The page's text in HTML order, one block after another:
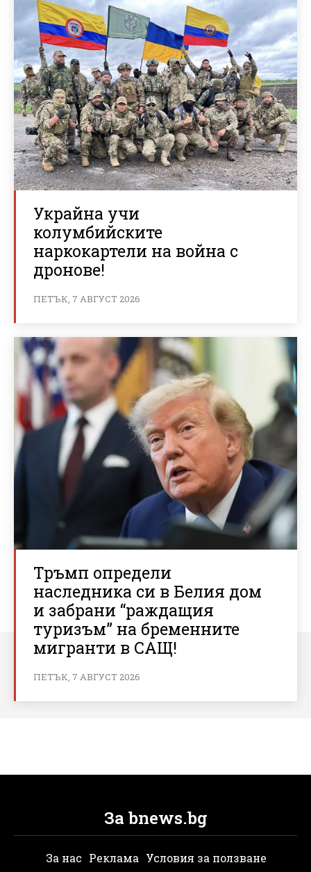
Украйна учи
колумбийските
наркокартели на война с
дронове!
ПЕТЪК, 7 АВГУСТ 2026
Тръмп определи
наследника си в Белия дом
и забрани “раждащия
туризъм” на бременните
мигранти в САЩ!
ПЕТЪК, 7 АВГУСТ 2026
За bnews.bg
За нас Реклама Условия за ползване